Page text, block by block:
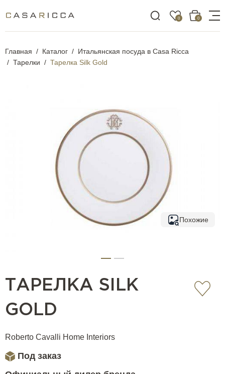
0 0
Главная Каталог
Итальянская посуда в Casa Ricca
Тарелки
Тарелка Silk Gold
Похожие
ТАРЕЛКА SILK
GOLD
Roberto Cavalli Home Interiors
Под заказ